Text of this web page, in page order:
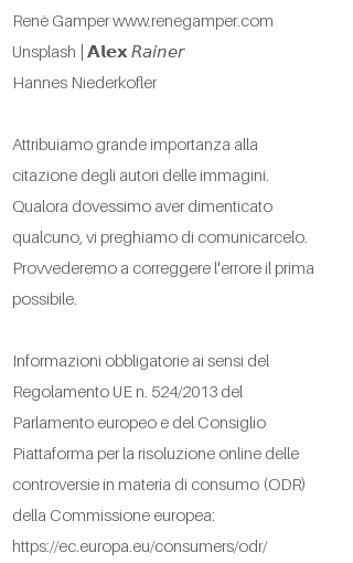
Renè Gamperwww.renegamper.com
Unsplash | 𝗔𝗹𝗲𝘅 𝘙𝘢𝘪𝘯𝘦𝘳
Hannes Niederkofler
Attribuiamo grande importanza alla
citazione degli autori delle immagini.
Qualora dovessimo aver dimenticato
qualcuno, vi preghiamo di comunicarcelo.
Provvederemo a correggere l'errore il prima
possibile.
Informazioni obbligatorie ai sensi del
Regolamento UE n. 524/2013 del
Parlamento europeo e del Consiglio
Piattaforma per la risoluzione online delle
controversie in materia di consumo (ODR)
della Commissione europea:
https://ec.europa.eu/consumers/odr/